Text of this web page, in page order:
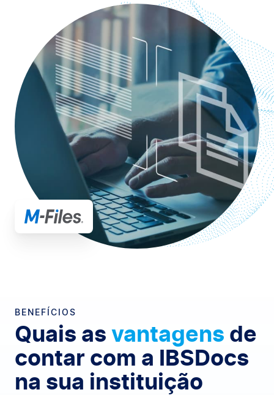
BENEFÍCIOS
Quais as vantagens de
contar com a IBSDocs
na sua instituição